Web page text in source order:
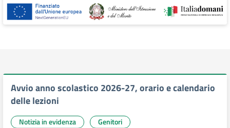
Avvio anno scolastico 2026-27, orario e calendario
delle lezioni
Notizia in evidenza Genitori